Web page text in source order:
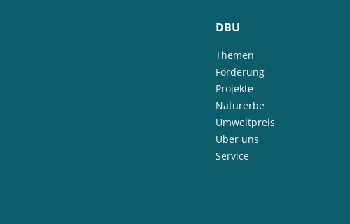
DBU
Themen
Förderung
Projekte
Naturerbe
Umweltpreis
Über uns
Service